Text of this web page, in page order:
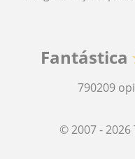
Fantástica
790209
© 2007 -